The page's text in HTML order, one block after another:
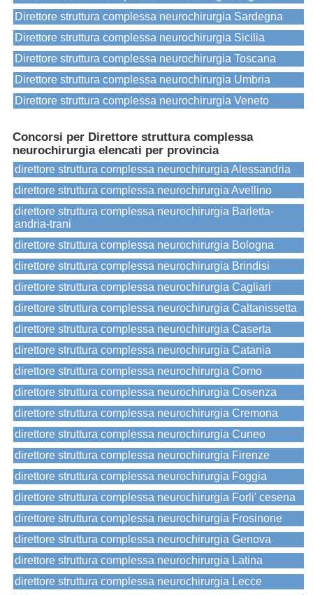
Direttore struttura complessa neurochirurgia Sardegna
Direttore struttura complessa neurochirurgia Sicilia
Direttore struttura complessa neurochirurgia Toscana
Direttore struttura complessa neurochirurgia Umbria
Direttore struttura complessa neurochirurgia Veneto
Concorsi per Direttore struttura complessa
neurochirurgia elencati per provincia
direttore struttura complessa neurochirurgia Alessandria
direttore struttura complessa neurochirurgia Avellino
direttore struttura complessa neurochirurgia Barletta-
andria-trani
direttore struttura complessa neurochirurgia Bologna
direttore struttura complessa neurochirurgia Brindisi
direttore struttura complessa neurochirurgia Cagliari
direttore struttura complessa neurochirurgia Caltanissetta
direttore struttura complessa neurochirurgia Caserta
direttore struttura complessa neurochirurgia Catania
direttore struttura complessa neurochirurgia Como
direttore struttura complessa neurochirurgia Cosenza
direttore struttura complessa neurochirurgia Cremona
direttore struttura complessa neurochirurgia Cuneo
direttore struttura complessa neurochirurgia Firenze
direttore struttura complessa neurochirurgia Foggia
direttore struttura complessa neurochirurgia Forli' cesena
direttore struttura complessa neurochirurgia Frosinone
direttore struttura complessa neurochirurgia Genova
direttore struttura complessa neurochirurgia Latina
direttore struttura complessa neurochirurgia Lecce